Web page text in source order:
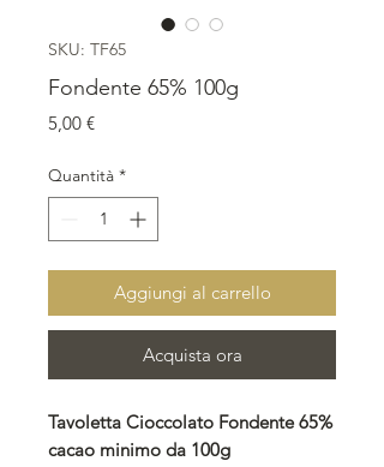
SKU: TF65
Fondente 65% 100g
5,00 €Prezzo
Quantità *
Aggiungi al carrello
Acquista ora
Tavoletta Cioccolato Fondente 65%
cacao minimo da 100g